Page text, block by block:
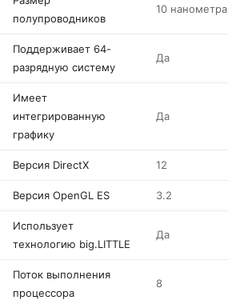
полупроводников
10 нанометра
Поддерживает 64-
разрядную систему
Да
Имеет
интегрированную
графику
Да
Версия DirectX 12
Версия OpenGL ES 3.2
Использует
технологию big.LITTLE
Да
Поток выполнения
процессора
8